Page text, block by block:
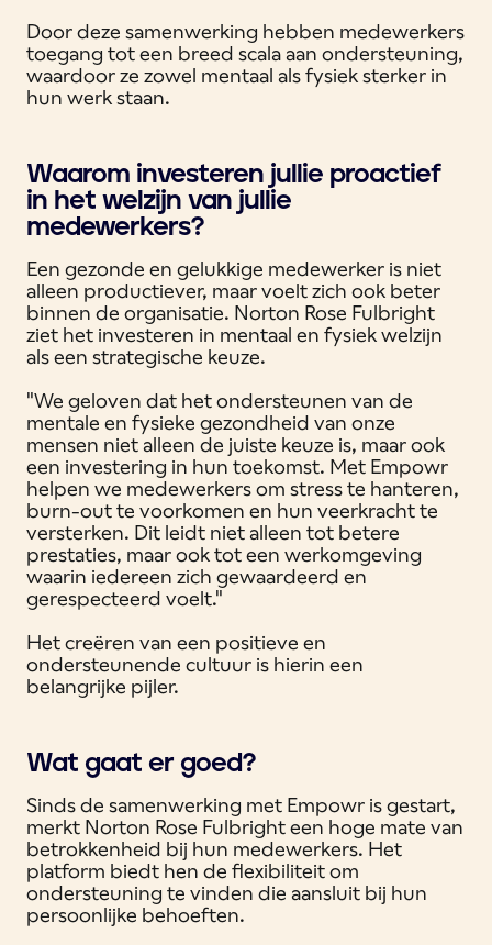
Door deze samenwerking hebben medewerkers
toegang tot een breed scala aan ondersteuning,
waardoor ze zowel mentaal als fysiek sterker in
hun werk staan.
Waarom investeren jullie proactief
in het welzijn van jullie
medewerkers?
Een gezonde en gelukkige medewerker is niet
alleen productiever, maar voelt zich ook beter
binnen de organisatie. Norton Rose Fulbright
ziet het investeren in mentaal en fysiek welzijn
als een strategische keuze.
"We geloven dat het ondersteunen van de
mentale en fysieke gezondheid van onze
mensen niet alleen de juiste keuze is, maar ook
een investering in hun toekomst. Met Empowr
helpen we medewerkers om stress te hanteren,
burn-out te voorkomen en hun veerkracht te
versterken. Dit leidt niet alleen tot betere
prestaties, maar ook tot een werkomgeving
waarin iedereen zich gewaardeerd en
gerespecteerd voelt."
Het creëren van een positieve en
ondersteunende cultuur is hierin een
belangrijke pijler.
Wat gaat er goed?
Sinds de samenwerking met Empowr is gestart,
merkt Norton Rose Fulbright een hoge mate van
betrokkenheid bij hun medewerkers. Het
platform biedt hen de flexibiliteit om
ondersteuning te vinden die aansluit bij hun
persoonlijke behoeften.